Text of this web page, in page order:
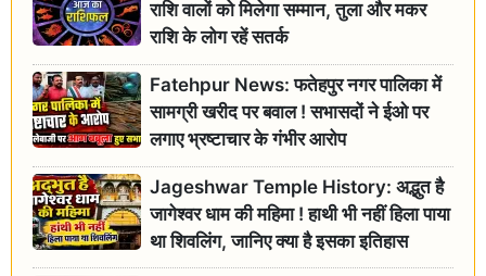
राशि वालों को मिलेगा सम्मान, तुला और मकर
राशि के लोग रहें सतर्क
Fatehpur News: फतेहपुर नगर पालिका में
सामग्री खरीद पर बवाल ! सभासदों ने ईओ पर
लगाए भ्रष्टाचार के गंभीर आरोप
Jageshwar Temple History: अद्भुत है
जागेश्वर धाम की महिमा ! हाथी भी नहीं हिला पाया
था शिवलिंग, जानिए क्या है इसका इतिहास